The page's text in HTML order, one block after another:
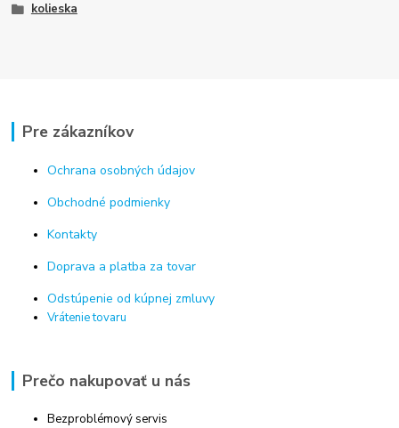
kolieska
Pre zákazníkov
Ochrana osobných údajov
Obchodné podmienky
Kontakty
Doprava a platba za tovar
Odstúpenie od kúpnej zmluvy
Vrátenie tovaru
Prečo nakupovať u nás
Bezproblémový servis